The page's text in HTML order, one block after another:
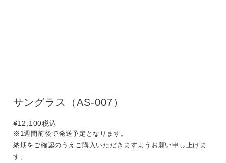
サングラス（AS-007）
¥12,100税込
※1週間前後で発送予定となります。
納期をご確認のうえご購入いただきますようお願い申し上げま
す。